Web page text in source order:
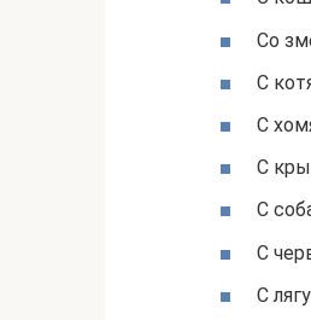
Со
С
С
С
С
С
С